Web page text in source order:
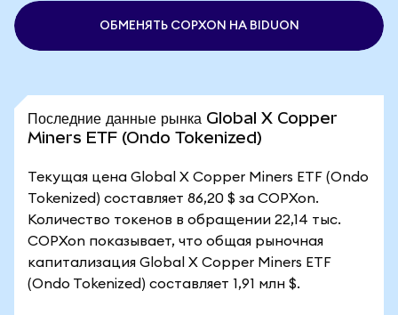
ОБМЕНЯТЬ COPXON НА BIDUON
Последние данные рынка Global X Copper
Miners ETF (Ondo Tokenized)
Текущая цена Global X Copper Miners ETF (Ondo
Tokenized) составляет 86,20 $ за COPXon.
Количество токенов в обращении 22,14 тыс.
COPXon показывает, что общая рыночная
капитализация Global X Copper Miners ETF
(Ondo Tokenized) составляет 1,91 млн $.